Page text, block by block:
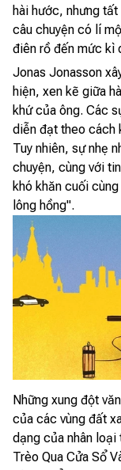
hài hước, nhưng
câu chuyện có lí
điên rồ đến mức kì
Jonas Jonasson
hiện, xen kẽ giữa
khứ của ông. Các
diễn đạt theo cách
Tuy nhiên, sự nhẹ
chuyện, cùng với
khó khăn cuối
lông hồng".
Những xung đột
của các vùng đất
dạng của nhân
Trèo Qua Cửa Sổ